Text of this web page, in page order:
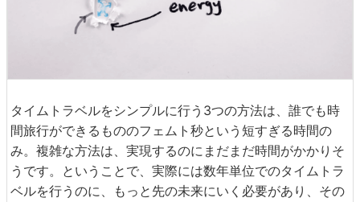
タイムトラベルをシンプルに行う3つの方法は、誰でも時
間旅行ができるもののフェムト秒という短すぎる時間の
み。複雑な方法は、実現するのにまだまだ時間がかかりそ
うです。ということで、実際には数年単位でのタイムトラ
ベルを行うのに、もっと先の未来にいく必要があり、その